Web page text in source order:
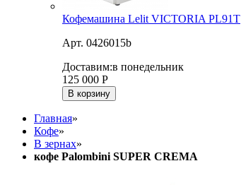
Кофемашина Lelit VICTORIA PL91T
Арт. 0426015b
Доставим:в понедельник
125 000 Р
В корзину
Главная»
Кофе»
В зернах»
кофе Palombini SUPER CREMA